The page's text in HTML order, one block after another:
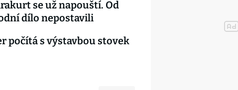
se už napouští. Od
dílo nepostavili
počítá s výstavbou stovek